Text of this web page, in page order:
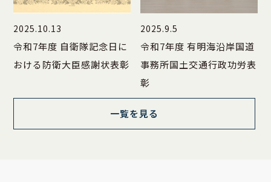
2025.10.13
令和7年度 自衛隊記念日に
おける防衛大臣感謝状表彰
2025.9.5
令和7年度 有明海沿岸国道
事務所国土交通行政功労表
彰
一覧を見る